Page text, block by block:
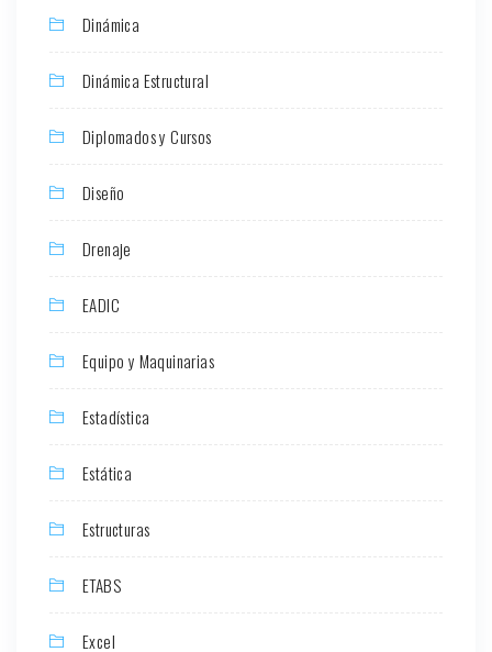
Dinámica
Dinámica Estructural
Diplomados y Cursos
Diseño
Drenaje
EADIC
Equipo y Maquinarias
Estadística
Estática
Estructuras
ETABS
Excel